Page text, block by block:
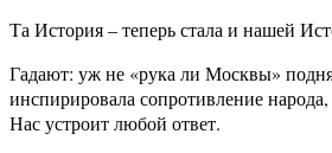
Та История – теперь стала и нашей
Гадают: уж не «рука ли Москвы»
инспирировала сопротивление
Нас устроит любой ответ.